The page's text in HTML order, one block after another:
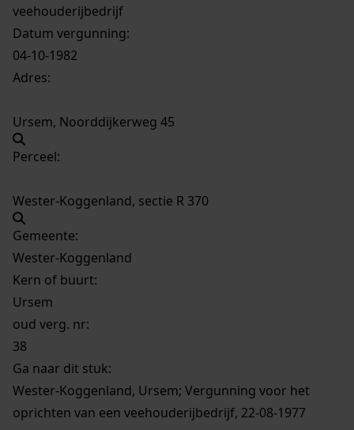
veehouderijbedrijf
Datum vergunning:
04-10-1982
Adres:
Ursem, Noorddijkerweg 45
Perceel:
Wester-Koggenland, sectie R 370
Gemeente:
Wester-Koggenland
Kern of buurt:
Ursem
oud verg. nr:
38
Ga naar dit stuk:
Wester-Koggenland, Ursem; Vergunning voor het
oprichten van een veehouderijbedrijf, 22-08-1977